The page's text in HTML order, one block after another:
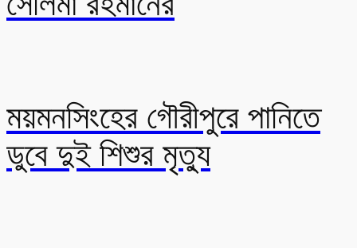
ময়মনসিংহের গৌরীপুরে পানিতে
ডুবে দুই শিশুর মৃত্যু